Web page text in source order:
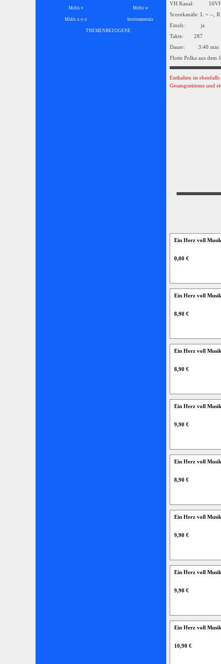
Midis v Midis w
Midis x-y-z Instrumentals
THEMENBEZOGENE
VH Kanal:
Scorekanäle: L = --, R
Einzlr.: ja
Takte: 287
Dauer: 3:40 min
Flotte Polka aus dem
Enthalten ist
Gesangsstimme und
Ein Herz voll
0,00 €
Ein Herz voll
8,90 €
Ein Herz voll
8,90 €
Ein Herz voll
9,90 €
Ein Herz voll
8,90 €
Ein Herz voll
9,90 €
Ein Herz voll
9,90 €
Ein Herz voll
10,90 €